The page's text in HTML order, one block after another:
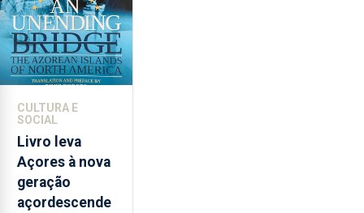
CULTURA E
SOCIAL
Livro leva
Açores à nova
geração
açordescende